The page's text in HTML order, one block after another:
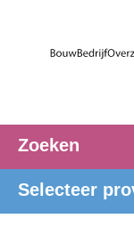
Zoeken
Selecteer